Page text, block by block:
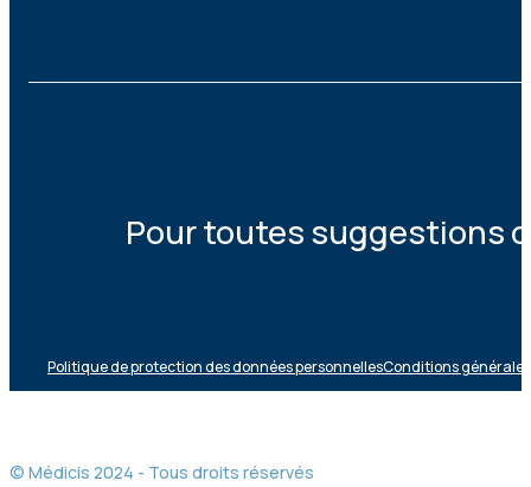
Pour toutes suggestions
Politique de protection des données personnellesConditions
© Médicis 2024 - Tous droits réservés